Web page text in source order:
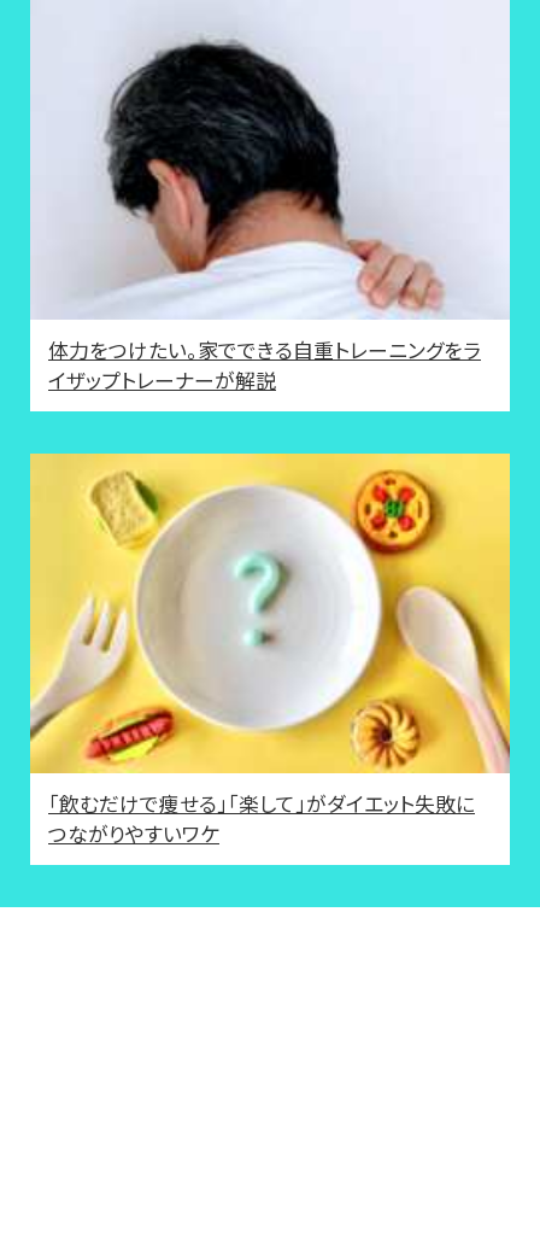
体力をつけたい。家でできる自重トレーニングをラ
イザップトレーナーが解説
「飲むだけで痩せる」「楽して」がダイエット失敗に
つながりやすいワケ